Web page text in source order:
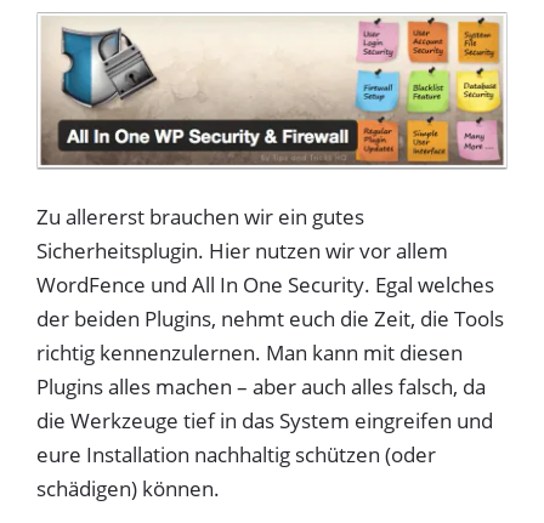
Zu allererst brauchen wir ein gutes
Sicherheitsplugin. Hier nutzen wir vor allem
WordFence und All In One Security. Egal welches
der beiden Plugins, nehmt euch die Zeit, die Tools
richtig kennenzulernen. Man kann mit diesen
Plugins alles machen – aber auch alles falsch, da
die Werkzeuge tief in das System eingreifen und
eure Installation nachhaltig schützen (oder
schädigen) können.